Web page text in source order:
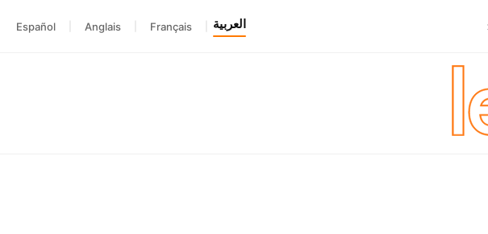
العربية Français
Anglais
Español